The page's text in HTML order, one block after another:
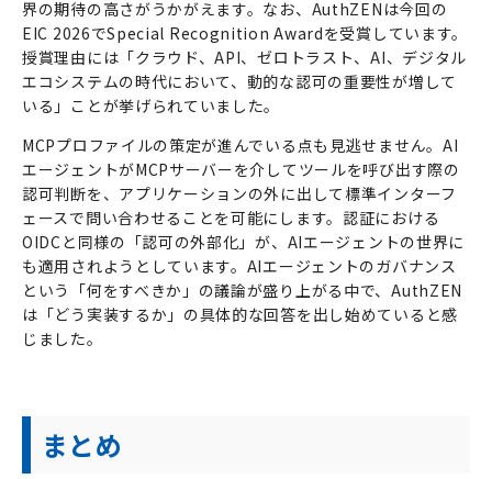
界の期待の高さがうかがえます。なお、AuthZENは今回の
EIC 2026でSpecial Recognition Awardを受賞しています。
授賞理由には「クラウド、API、ゼロトラスト、AI、デジタル
エコシステムの時代において、動的な認可の重要性が増して
いる」ことが挙げられていました。
MCPプロファイルの策定が進んでいる点も見逃せません。AI
エージェントがMCPサーバーを介してツールを呼び出す際の
認可判断を、アプリケーションの外に出して標準インターフ
ェースで問い合わせることを可能にします。認証における
OIDCと同様の「認可の外部化」が、AIエージェントの世界に
も適用されようとしています。AIエージェントのガバナンス
という「何をすべきか」の議論が盛り上がる中で、AuthZEN
は「どう実装するか」の具体的な回答を出し始めていると感
じました。
まとめ